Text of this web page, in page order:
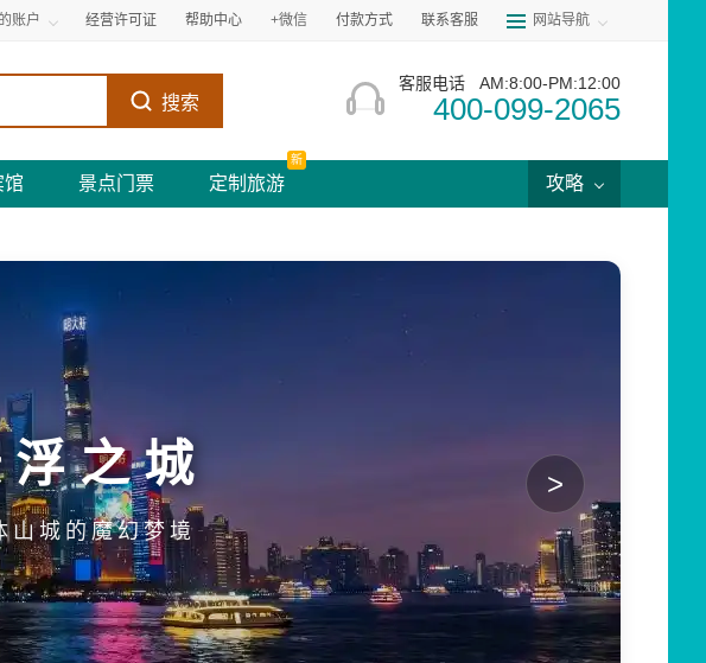
账户 经营许可证 帮助中心 +微信 付款方式 联系客服 网站导航
搜索
客服电话 AM:8:00-PM:12:00
400-099-2065
馆 景点门票 定制旅游
新
攻略
之城
山城的魔幻梦境
>